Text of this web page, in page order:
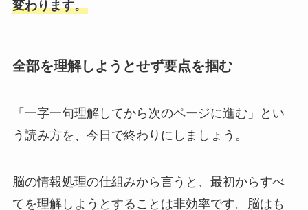
変わります。
全部を理解しようとせず要点を掴む
「一字一句理解してから次のページに進む」とい
う読み方を、今日で終わりにしましょう。
脳の情報処理の仕組みから言うと、最初からすべ
てを理解しようとすることは非効率です。脳はも